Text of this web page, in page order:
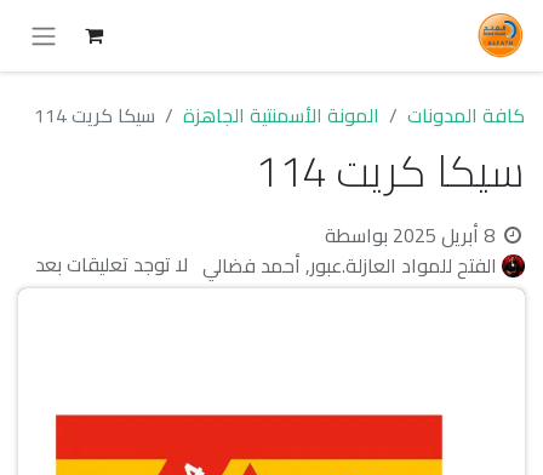
كافة المدونات المونة الأسمنتية الجاهزة سيكا كريت 114
سيكا كريت 114
8 أبريل 2025
بواسطة
الفتح للمواد العازلة.عبور, أحمد فضالي لا توجد تعليقات بعد